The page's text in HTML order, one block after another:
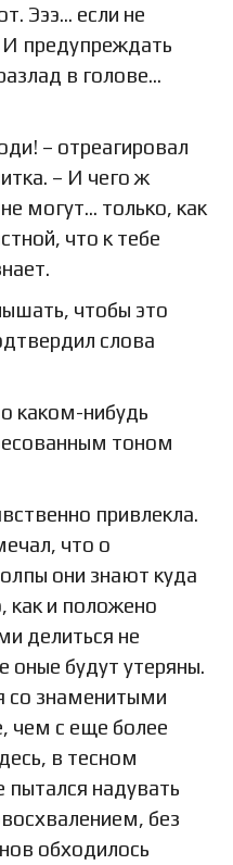
Эээ… если не
И предупреждать
в голове…
– отреагировал
– И чего ж
могут… только, как
что к тебе
чтобы это
слова
каком-нибудь
тоном
привлекла.
что о
они знают куда
и положено
делиться не
оные будут утеряны.
со знаменитыми
чем с еще более
в тесном
пытался надувать
без
обходилось